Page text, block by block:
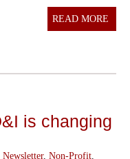
READ MORE
is changing
Newsletter, Non-Profit,